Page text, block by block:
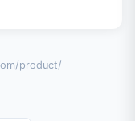
product/